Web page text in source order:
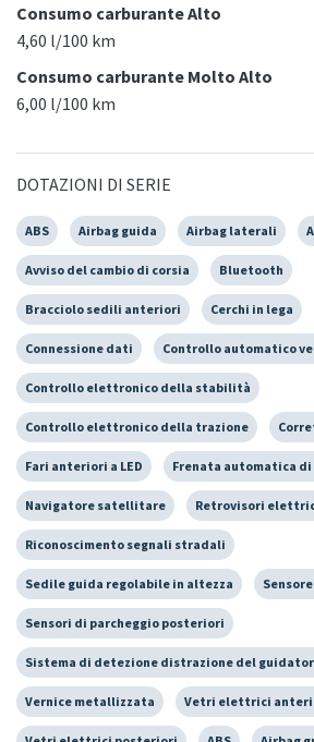
Consumo carburante Alto
4,60 l/100 km
Consumo carburante Molto Alto
6,00 l/100 km
DOTAZIONI DI SERIE
ABS Airbag guida Airbag laterali
Avviso del cambio di corsia Bluetooth
Bracciolo sedili anteriori Cerchi in lega
Connessione dati Controllo automatico
Controllo elettronico della stabilità
Controllo elettronico della trazione
Fari anteriori a LED Frenata automatica di
Navigatore satellitare Retrovisori
Riconoscimento segnali stradali
Sedile guida regolabile in altezza
Sensori di parcheggio posteriori
Sistema di detezione distrazione del
Vernice metallizzata Vetri elettrici